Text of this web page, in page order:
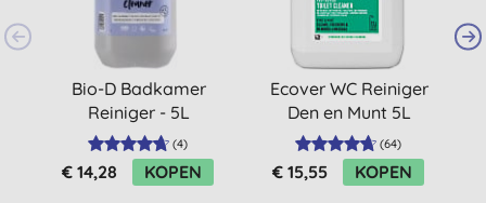
Bio-D Badkamer
Reiniger - 5L
(4)
€ 14,28 KOPEN
Ecover WC Reiniger
Den en Munt 5L
(64)
€ 15,55 KOPEN